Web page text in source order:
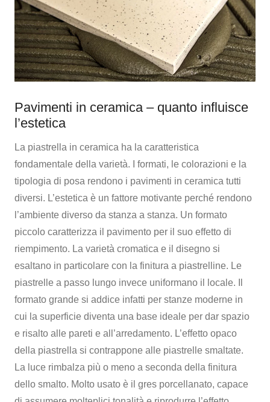
Pavimenti in ceramica – quanto influisce
l’estetica
La piastrella in ceramica ha la caratteristica
fondamentale della varietà. I formati, le colorazioni e la
tipologia di posa rendono i pavimenti in ceramica tutti
diversi. L’estetica è un fattore motivante perché rendono
l’ambiente diverso da stanza a stanza. Un formato
piccolo caratterizza il pavimento per il suo effetto di
riempimento. La varietà cromatica e il disegno si
esaltano in particolare con la finitura a piastrelline. Le
piastrelle a passo lungo invece uniformano il locale. Il
formato grande si addice infatti per stanze moderne in
cui la superficie diventa una base ideale per dar spazio
e risalto alle pareti e all’arredamento. L’effetto opaco
della piastrella si contrappone alle piastrelle smaltate.
La luce rimbalza più o meno a seconda della finitura
dello smalto. Molto usato è il gres porcellanato, capace